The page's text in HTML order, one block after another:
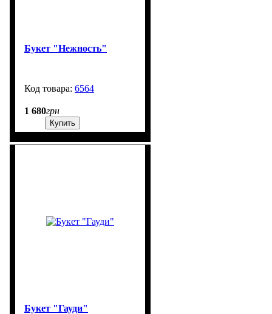
Букет "Нежность"
6564
1 680грн
Купить
Букет "Гауди"